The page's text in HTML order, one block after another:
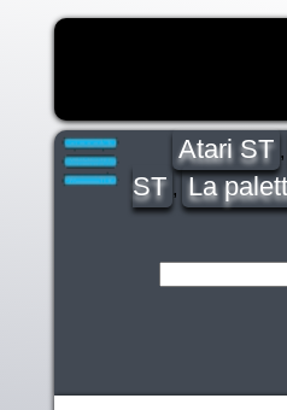
Atari ST ,
ST , La